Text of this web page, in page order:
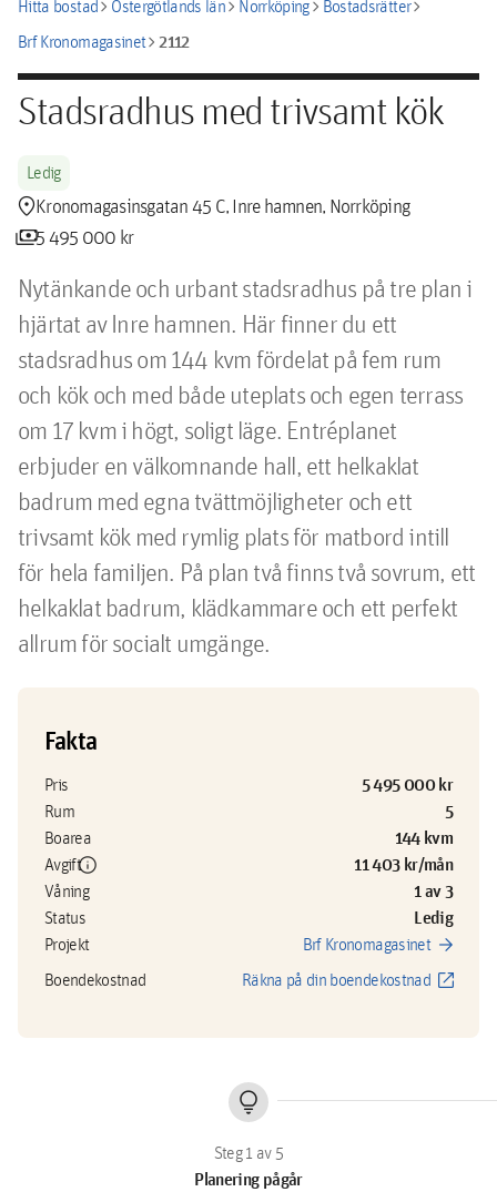
Hitta bostadchevron_rightÖstergötlands länchevron_rightNorrköpingchevron_rightBostadsrätterchevron_right
Brf Kronomagasinetchevron_right2112
Stadsradhus med trivsamt kök
Ledig
location_pinKronomagasinsgatan 45 C, Inre hamnen, Norrköping
payments5 495 000 kr
Nytänkande och urbant stadsradhus på tre plan i
hjärtat av Inre hamnen. Här finner du ett
stadsradhus om 144 kvm fördelat på fem rum
och kök och med både uteplats och egen terrass
om 17 kvm i högt, soligt läge. Entréplanet
erbjuder en välkomnande hall, ett helkaklat
badrum med egna tvättmöjligheter och ett
trivsamt kök med rymlig plats för matbord intill
för hela familjen. På plan två finns två sovrum, ett
helkaklat badrum, klädkammare och ett perfekt
allrum för socialt umgänge.
Fakta
Pris 5 495 000 kr
Rum 5
Boarea 144 kvm
Avgiftinfo 11 403 kr/mån
Våning 1 av 3
Status Ledig
Projekt Brf Kronomagasinet arrow_forward
Boendekostnad Räkna på din boendekostnad open_in_new
lightbulb
Planering pågår